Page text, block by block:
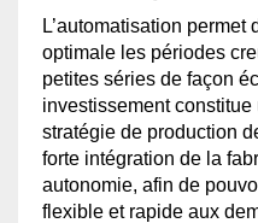
L’automatisation permet
optimale les périodes
petites séries de façon
investissement
stratégie de production
forte intégration de la
autonomie, afin de
flexible et rapide aux